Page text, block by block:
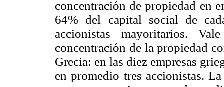
concentración de propiedad en
64% del capital social de
accionistas mayoritarios.
concentración de la propiedad
Grecia: en las diez empresas
en promedio tres accionistas.